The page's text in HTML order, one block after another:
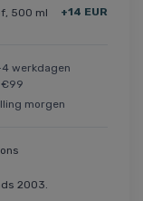
500 ml +14 EUR
werkdagen
€99
morgen
ons
2003.